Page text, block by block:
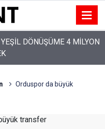
69 KİŞİLİK KURUCU
Orduspor da büyük